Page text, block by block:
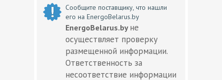
Сообщите поставщику, что нашли
его на EnergoBelarus.by
EnergoBelarus.by не
осуществляет проверку
размещенной информации.
Ответственность за
несоответствие информации